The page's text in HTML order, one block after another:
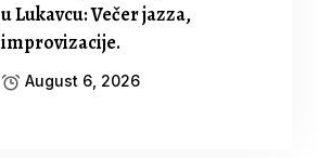
u Lukavcu: Večer jazza,
improvizacije.
August 6, 2026